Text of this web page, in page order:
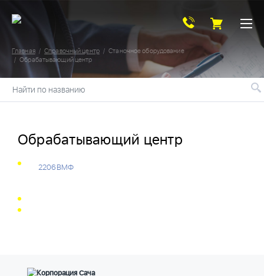
Главная Справочный центр
Станочное оборудование
Обрабатывающий центр
Найти по названию
Обрабатывающий центр
2206ВМФ